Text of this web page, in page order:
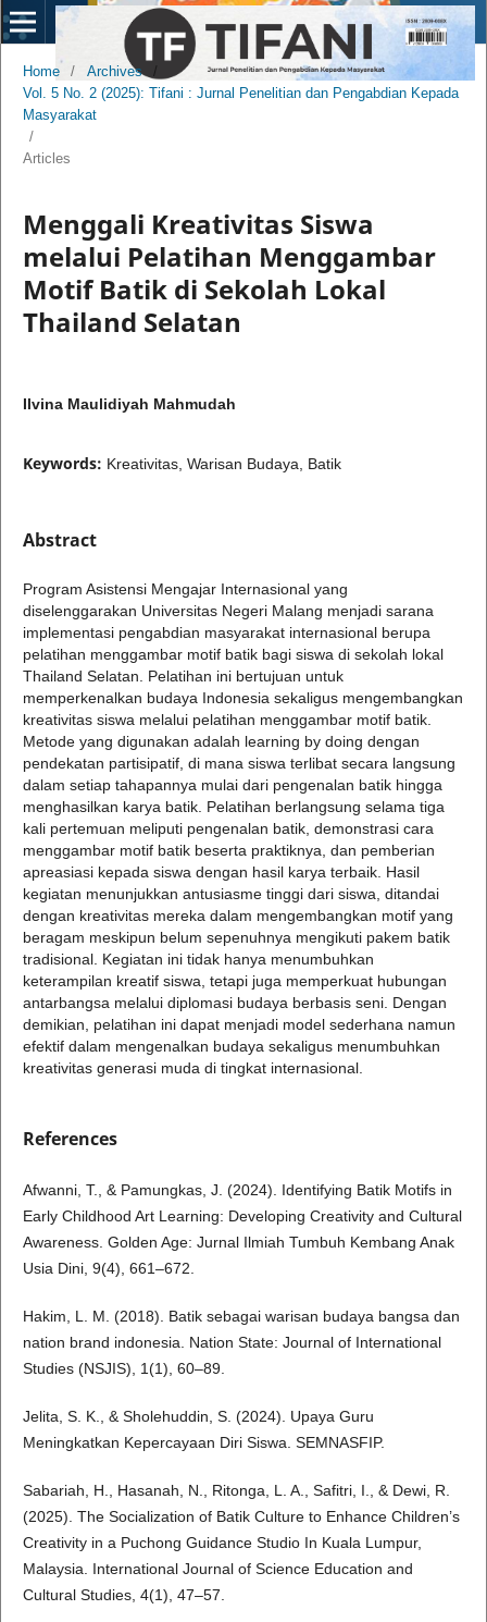
Home / Archives
/
Vol. 5 No. 2 (2025): Tifani : Jurnal Penelitian dan Pengabdian Kepada
Masyarakat
/
Articles
Menggali Kreativitas Siswa
melalui Pelatihan Menggambar
Motif Batik di Sekolah Lokal
Thailand Selatan
Ilvina Maulidiyah Mahmudah
Keywords: Kreativitas, Warisan Budaya, Batik
Abstract
Program Asistensi Mengajar Internasional yang
diselenggarakan Universitas Negeri Malang menjadi sarana
implementasi pengabdian masyarakat internasional berupa
pelatihan menggambar motif batik bagi siswa di sekolah lokal
Thailand Selatan. Pelatihan ini bertujuan untuk
memperkenalkan budaya Indonesia sekaligus mengembangkan
kreativitas siswa melalui pelatihan menggambar motif batik.
Metode yang digunakan adalah learning by doing dengan
pendekatan partisipatif, di mana siswa terlibat secara langsung
dalam setiap tahapannya mulai dari pengenalan batik hingga
menghasilkan karya batik. Pelatihan berlangsung selama tiga
kali pertemuan meliputi pengenalan batik, demonstrasi cara
menggambar motif batik beserta praktiknya, dan pemberian
apreasiasi kepada siswa dengan hasil karya terbaik. Hasil
kegiatan menunjukkan antusiasme tinggi dari siswa, ditandai
dengan kreativitas mereka dalam mengembangkan motif yang
beragam meskipun belum sepenuhnya mengikuti pakem batik
tradisional. Kegiatan ini tidak hanya menumbuhkan
keterampilan kreatif siswa, tetapi juga memperkuat hubungan
antarbangsa melalui diplomasi budaya berbasis seni. Dengan
demikian, pelatihan ini dapat menjadi model sederhana namun
efektif dalam mengenalkan budaya sekaligus menumbuhkan
kreativitas generasi muda di tingkat internasional.
References
Afwanni, T., & Pamungkas, J. (2024). Identifying Batik Motifs in
Early Childhood Art Learning: Developing Creativity and Cultural
Awareness. Golden Age: Jurnal Ilmiah Tumbuh Kembang Anak
Usia Dini, 9(4), 661–672.
Hakim, L. M. (2018). Batik sebagai warisan budaya bangsa dan
nation brand indonesia. Nation State: Journal of International
Studies (NSJIS), 1(1), 60–89.
Jelita, S. K., & Sholehuddin, S. (2024). Upaya Guru
Meningkatkan Kepercayaan Diri Siswa. SEMNASFIP.
Sabariah, H., Hasanah, N., Ritonga, L. A., Safitri, I., & Dewi, R.
(2025). The Socialization of Batik Culture to Enhance Children’s
Creativity in a Puchong Guidance Studio In Kuala Lumpur,
Malaysia. International Journal of Science Education and
Cultural Studies, 4(1), 47–57.